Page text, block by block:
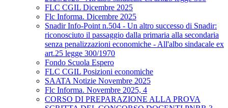
FLC CGIL Dicembre 2025
Flc Informa. Dicembre 2025
Snadir Info-Point n.504 - Un altro successo di Snadir:
riconosciuto il passaggio dalla primaria alla secondaria
senza penalizzazioni economiche - All'albo sindacale ex
art.25 legge 300/1970
Fondo Scuola Espero
FLC CGIL Posizioni economiche
SAATA Notizie Novembre 2025
Flc Informa. Novembre 2025, 4
CORSO DI PREPARAZIONE ALLA PROVA